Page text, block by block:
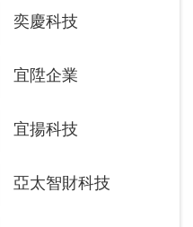
奕慶科技
宜陞企業
宜揚科技
亞太智財科技